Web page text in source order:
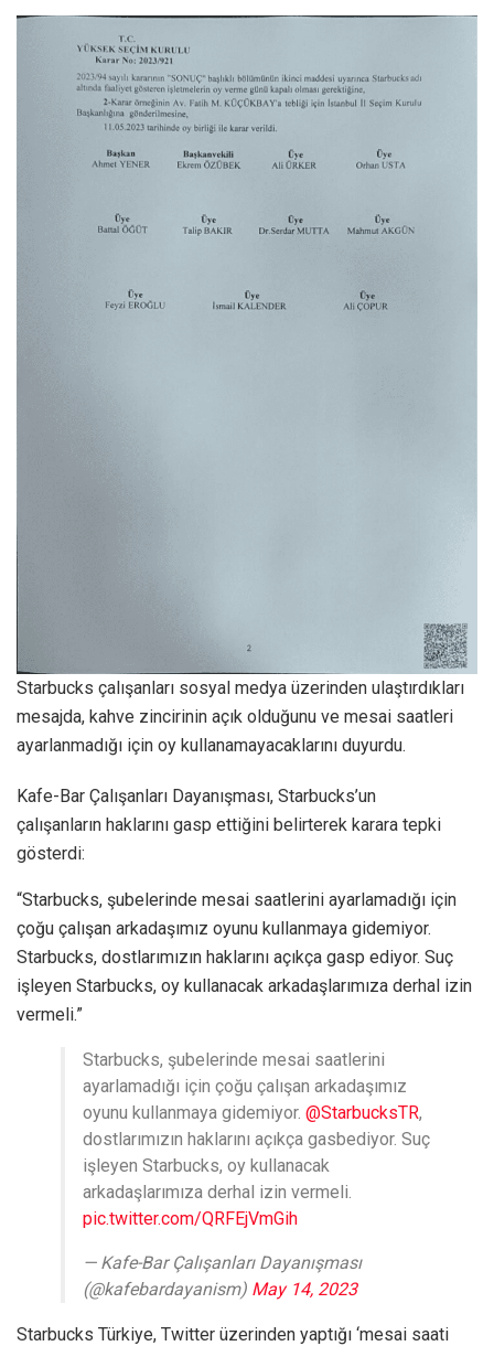
Starbucks çalışanları sosyal medya üzerinden ulaştırdıkları
mesajda, kahve zincirinin açık olduğunu ve mesai saatleri
ayarlanmadığı için oy kullanamayacaklarını duyurdu.
Kafe-Bar Çalışanları Dayanışması, Starbucks’un
çalışanların haklarını gasp ettiğini belirterek karara tepki
gösterdi:
“Starbucks, şubelerinde mesai saatlerini ayarlamadığı için
çoğu çalışan arkadaşımız oyunu kullanmaya gidemiyor.
Starbucks, dostlarımızın haklarını açıkça gasp ediyor. Suç
işleyen Starbucks, oy kullanacak arkadaşlarımıza derhal izin
vermeli.”
Starbucks, şubelerinde mesai saatlerini
ayarlamadığı için çoğu çalışan arkadaşımız
oyunu kullanmaya gidemiyor. @StarbucksTR,
dostlarımızın haklarını açıkça gasbediyor. Suç
işleyen Starbucks, oy kullanacak
arkadaşlarımıza derhal izin vermeli.
pic.twitter.com/QRFEjVmGih
— Kafe-Bar Çalışanları Dayanışması
(@kafebardayanism) May 14, 2023
Starbucks Türkiye, Twitter üzerinden yaptığı ‘mesai saati